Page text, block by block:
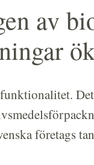
av
företags